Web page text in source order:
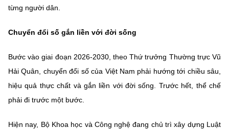
từng người dân.
Chuyển đổi số gắn liền với đời sống
Bước vào giai đoạn 2026-2030, theo Thứ trưởng Thường trực Vũ
Hải Quân, chuyển đổi số của Việt Nam phải hướng tới chiều sâu,
hiệu quả thực chất và gắn liền với đời sống. Trước hết, thể chế
phải đi trước một bước.
Hiện nay, Bộ Khoa học và Công nghệ đang chủ trì xây dựng Luật